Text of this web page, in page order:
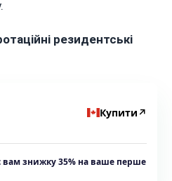
резидентські
Купити ↗
вам знижку 35% на ваше перше